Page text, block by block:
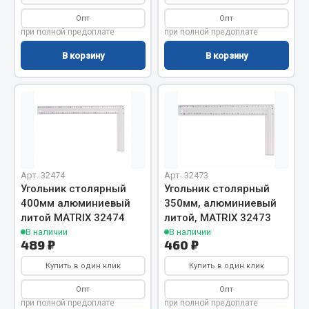
Рулевое управление
Тормозная система
Показать ещё
Весь раздел
Двигатель
Подвеска
Система питания
Система выпуска газа
Система охлаждения
Сцепление
Показать ещё
Опт
при полной предоплате
В корзину
Опт
при полной предоплате
В корзину
Арт. 32474
Угольник столярный
400мм алюминиевый
литой MATRIX 32474
В наличии
489 ₽
Купить в один клик
Опт
при полной предоплате
Арт. 32473
Угольник столярный
350мм, алюминиевый
литой, MATRIX 32473
В наличии
460 ₽
Купить в один клик
Опт
при полной предоплате